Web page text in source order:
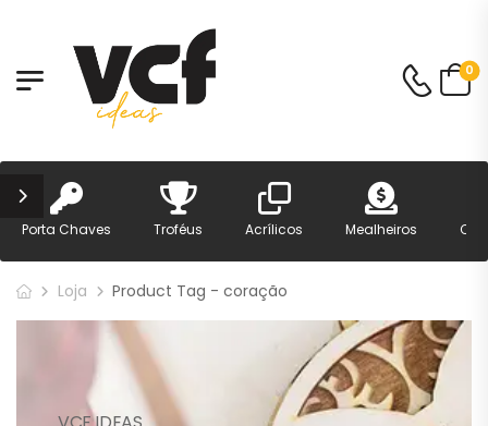
0
Porta Chaves Troféus Acrílicos Mealheiros
Loja Product Tag - coração